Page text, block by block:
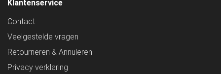
Klantenservice
Contact
Veelgestelde vragen
Retourneren & Annuleren
Privacy verklaring